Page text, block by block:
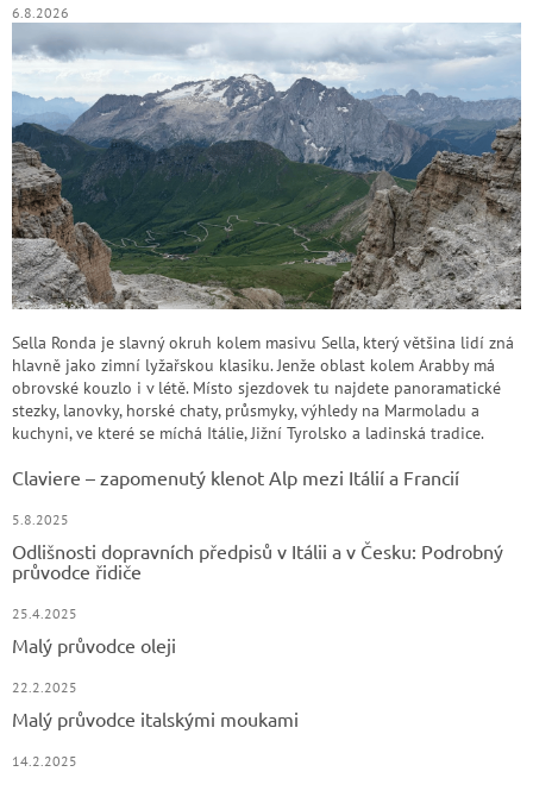
6.8.2026
Sella Ronda je slavný okruh kolem masivu Sella, který většina lidí zná
hlavně jako zimní lyžařskou klasiku. Jenže oblast kolem Arabby má
obrovské kouzlo i v létě. Místo sjezdovek tu najdete panoramatické
stezky, lanovky, horské chaty, průsmyky, výhledy na Marmoladu a
kuchyni, ve které se míchá Itálie, Jižní Tyrolsko a ladinská tradice.
Claviere – zapomenutý klenot Alp mezi Itálií a Francií
5.8.2025
Odlišnosti dopravních předpisů v Itálii a v Česku: Podrobný
průvodce řidiče
25.4.2025
Malý průvodce oleji
22.2.2025
Malý průvodce italskými moukami
14.2.2025